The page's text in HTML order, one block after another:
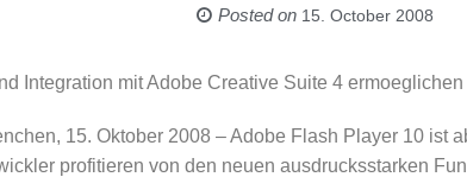
Posted on 15. October 2008
Integration mit Adobe Creative Suite 4
15. Oktober 2008 – Adobe Flash Player 10 ist
profitieren von den neuen ausdrucksstarken